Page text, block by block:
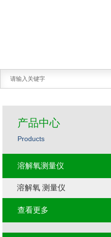
产品中心
Products
溶解氧测量仪
溶解氧 测量仪
查看更多